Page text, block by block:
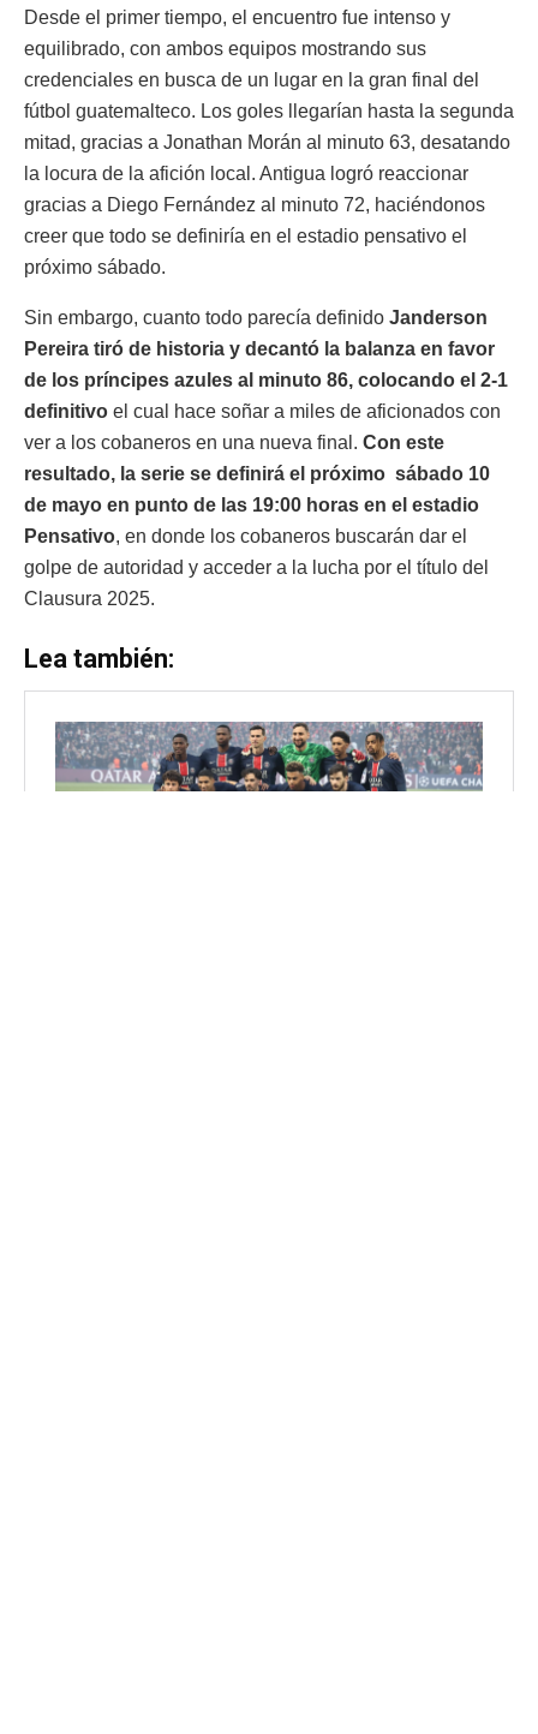
Desde el primer tiempo, el encuentro fue intenso y
equilibrado, con ambos equipos mostrando sus
credenciales en busca de un lugar en la gran final del
fútbol guatemalteco. Los goles llegarían hasta la segunda
mitad, gracias a Jonathan Morán al minuto 63, desatando
la locura de la afición local. Antigua logró reaccionar
gracias a Diego Fernández al minuto 72, haciéndonos
creer que todo se definiría en el estadio pensativo el
próximo sábado.
Sin embargo, cuanto todo parecía definido Janderson
Pereira tiró de historia y decantó la balanza en favor
de los príncipes azules al minuto 86, colocando el 2-1
definitivo el cual hace soñar a miles de aficionados con
ver a los cobaneros en una nueva final. Con este
resultado, la serie se definirá el próximo sábado 10
de mayo en punto de las 19:00 horas en el estadio
Pensativo, en donde los cobaneros buscarán dar el
golpe de autoridad y acceder a la lucha por el título del
Clausura 2025.
Lea también: